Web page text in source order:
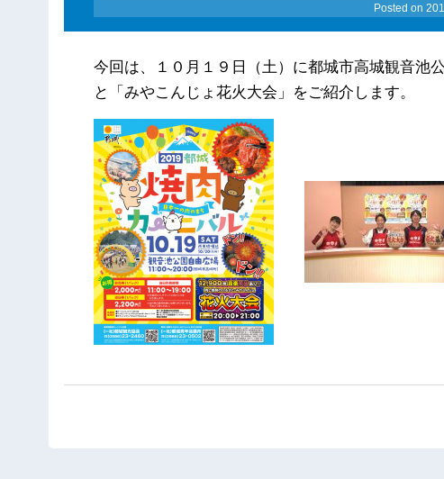
Posted on
今回は、１０月１９日（土）に都城市高城観音池
と「みやこんじょ花火大会」をご紹介します。